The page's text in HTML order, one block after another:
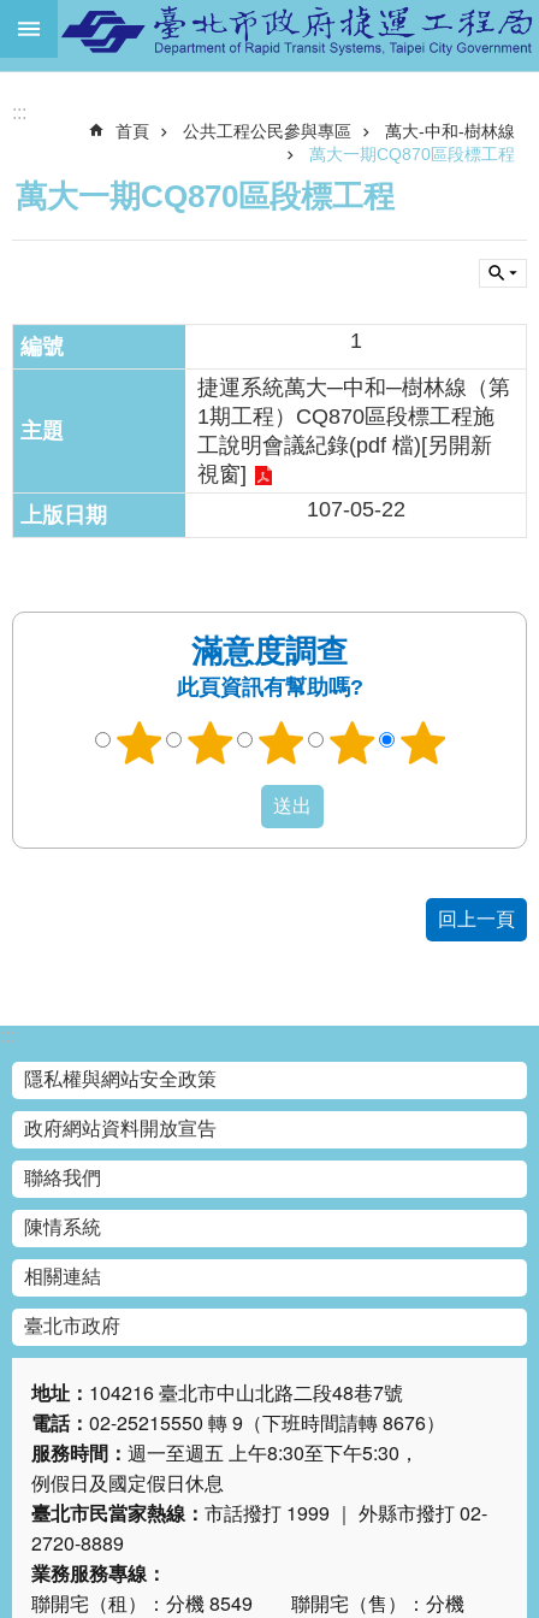
跳到主要內容區塊
階
機
關
捷
運
地
開
發
民
廉
網
站
導
覽
回
首
頁
English
陳
情
系
統
常
見
問
:::
首頁 公共工程公民參與專區
萬大-中和-樹林線
萬大一期CQ870區段標工程
萬大一期CQ870區段標工程
1
捷運系統萬大─中和─樹林線（第
1期工程）CQ870區段標工程施
工說明會議紀錄(pdf 檔)[另開新
視窗]
107-05-22
滿意度調查
此頁資訊有幫助嗎?
回上一頁
:::
隱私權與網站安全政策
政府網站資料開放宣告
聯絡我們
陳情系統
相關連結
臺北市政府
地址： 104216 臺北市中山北路二段48巷7號
電話： 02-25215550 轉 9（下班時間請轉 8676）
服務時間： 週一至週五 上午8:30至下午5:30，
例假日及國定假日休息
臺北市民當家熱線： 市話撥打 1999 ｜ 外縣市撥打 02-
2720-8889
業務服務專線：
聯開宅（租）：分機 8549 聯開宅（售）：分機